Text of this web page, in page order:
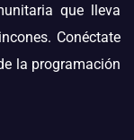
que lleva
Conéctate
la programación